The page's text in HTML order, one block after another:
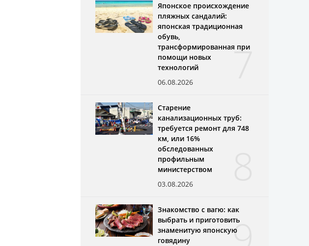
7
Японское происхождение
пляжных сандалий:
японская традиционная
обувь,
трансформированная при
помощи новых
технологий
06.08.2026
Старение
канализационных труб:
требуется ремонт для 748
км, или 16%
обследованных
профильным
министерством
03.08.2026
Знакомство с вагю: как
выбрать и приготовить
знаменитую японскую
говядину